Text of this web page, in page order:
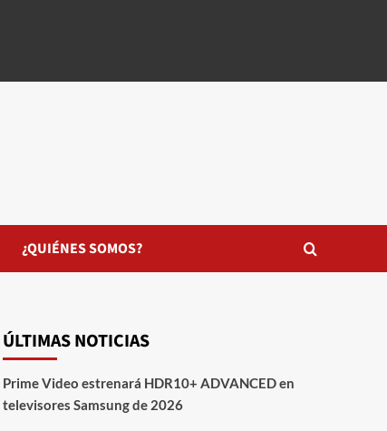
¿QUIÉNES SOMOS?
ÚLTIMAS NOTICIAS
Prime Video estrenará HDR10+ ADVANCED en
televisores Samsung de 2026